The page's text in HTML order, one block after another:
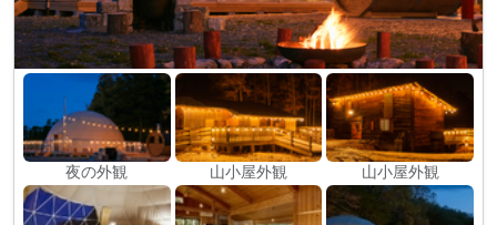
夜の外観 山小屋外観 山小屋外観